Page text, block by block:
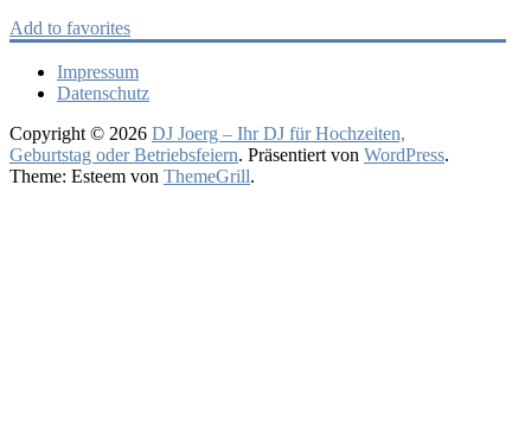
Add to favorites
Impressum
Datenschutz
Copyright © 2026 DJ Joerg – Ihr DJ für Hochzeiten,
Geburtstag oder Betriebsfeiern. Präsentiert von WordPress.
Theme: Esteem von ThemeGrill.